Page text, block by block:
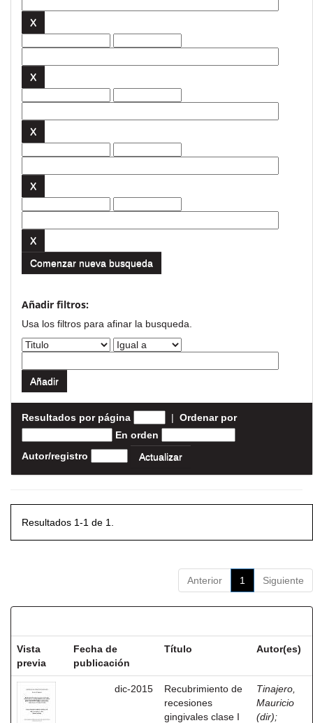
Comenzar nueva busqueda
Añadir filtros:
Usa los filtros para afinar la busqueda.
Resultados por página | Ordenar por
En orden
Autor/registro
Resultados 1-1 de 1.
Anterior 1 Siguiente
Vista
previa
Fecha de
publicación
Título Autor(es)
dic-2015
Recubrimiento de
recesiones
gingivales clase I
Tinajero,
Mauricio
(dir);